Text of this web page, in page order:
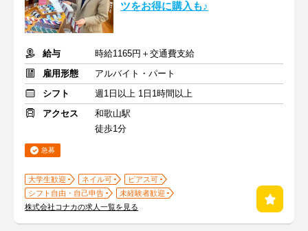
ツをお得に購入も♪
給与
時給1165円＋交通費支給
雇用形態
アルバイト・パート
シフト
週1日以上 1日1時間以上
アクセス
和歌山駅
徒歩1分
急募
大学生歓迎 ネイル可
ピアス可
シフト自由・自己申告
未経験者歓迎
株式会社コナカの求人一覧を見る